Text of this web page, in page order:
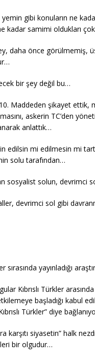
gibi konuların ne
kadar samimi oldukları
daha önce görülmemiş,
bir şey değil bu…
Maddeden şikayet ettik,
askerin TC’den
anlattık…
edilsin mi edilmesin mi
solu tarafından…
sosyalist solun, devrimci
devrimci sol gibi
sırasında yayınladığı
Kıbrıslı Türkler
başladığı kabul
Türkler” diye
karşıtı siyasetin” halk
bir olgudur…